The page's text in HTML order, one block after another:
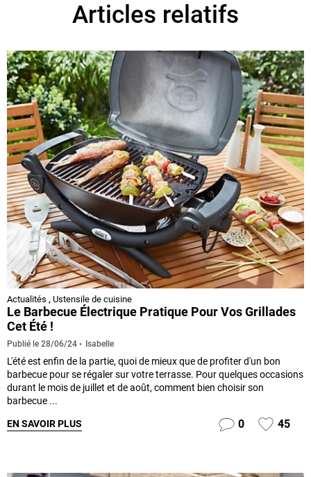
Articles relatifs
Actualités , Ustensile de cuisine
Le Barbecue Électrique Pratique Pour Vos Grillades
Cet Été !
Publié le 28/06/24 Isabelle
L'été est enfin de la partie, quoi de mieux que de profiter d'un bon
barbecue pour se régaler sur votre terrasse. Pour quelques occasions
durant le mois de juillet et de août, comment bien choisir son
barbecue ...
EN SAVOIR PLUS 0 45